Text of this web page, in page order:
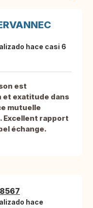
hace casi 6
est
et exatitude dans
mutuelle
Excellent rapport
échange.
hace